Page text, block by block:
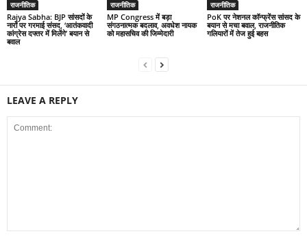
राजनीतिक
Rajya Sabha: BJP सांसदों के
नारों पर गरमाई संसद, ‘आतंकवादी
कांग्रेस दफ्तर में मिलेंगे’ बयान से
बवाल
राजनीतिक
MP Congress में बड़ा
संगठनात्मक बदलाव, अवधेश नायक
को महासचिव की जिम्मेदारी
राजनीतिक
PoK पर नेशनल कॉन्फ्रेंस सांसद के
बयान से मचा बवाल, राजनीतिक
गलियारों में तेज हुई बहस
LEAVE A REPLY